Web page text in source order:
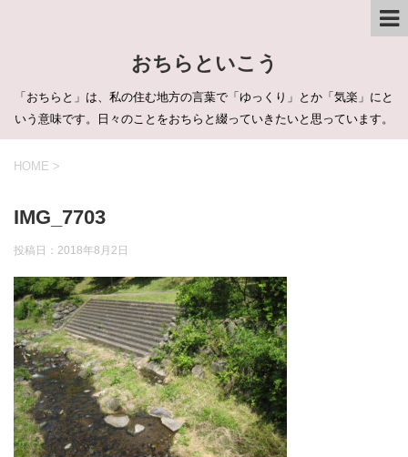
おちらといこう
「おちらと」は、私の住む地方の言葉で「ゆっくり」とか「気楽」にと
いう意味です。日々のことをおちらと綴っていきたいと思っています。
HOME >
IMG_7703
投稿日： 2018年8月2日